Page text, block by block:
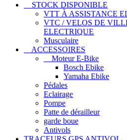
STOCK DISPONIBLE
VTT À ASSISTANCE
VTC / VELOS DE
ELECTRIQUE
Musculaire
ACCESSOIRES
Moteur E-Bike
Bosch Ebike
Yamaha Ebike
Pédales
Eclairage
Pompe
Patte de dérailleur
garde boue
Antivols